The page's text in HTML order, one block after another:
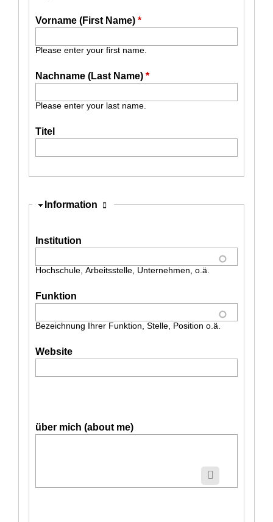
Vorname (First Name) *
Please enter your first name.
Nachname (Last Name) *
Please enter your last name.
Titel
Ausblenden
Information
Institution
Hochschule, Arbeitsstelle, Unternehmen, o.ä.
Funktion
Bezeichnung Ihrer Funktion, Stelle, Position o.ä.
Website
über mich (about me)